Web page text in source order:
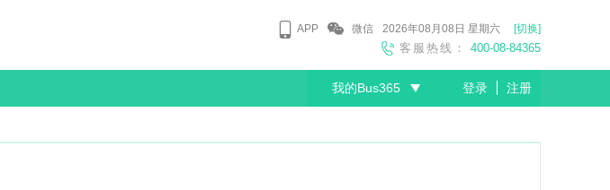
APP 微信 2026年08月08日 星期六 [切换]
客服热线： 400-08-84365
我的Bus365 登录 注册